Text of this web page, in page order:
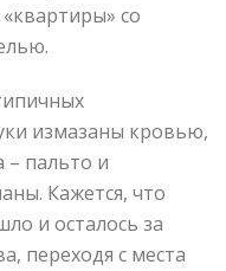
со
измазаны кровью,
пальто и
Кажется, что
и осталось за
переходя с места